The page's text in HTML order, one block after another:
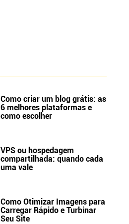
Como criar um blog grátis: as
6 melhores plataformas e
como escolher
VPS ou hospedagem
compartilhada: quando cada
uma vale
Como Otimizar Imagens para
Carregar Rápido e Turbinar
Seu Site